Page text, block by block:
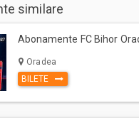
similare
Abonamente FC Bihor
Oradea
BILETE